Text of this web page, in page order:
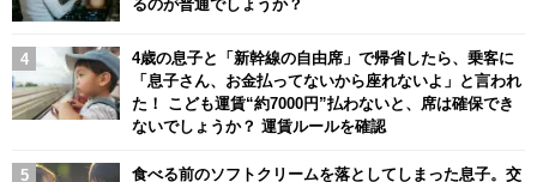
るのが普通でしょうか？
4歳の息子と「新幹線の自由席」で帰省したら、乗客に
「息子さん、お金払ってないから座れないよ」と言われ
た！ こども運賃“約7000円”払わないと、席は確保でき
ないでしょうか？ 運賃ルールを確認
食べる前のソフトクリームを落としてしまった息子。交